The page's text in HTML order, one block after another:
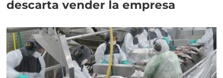
descarta vender la empresa